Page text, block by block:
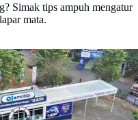
Simak tips ampuh mengatur
mata.